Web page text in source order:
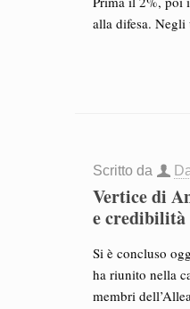
alla difesa.
Scritto da
Vertice di
e credibilità
Si è concluso
ha riunito nella
membri